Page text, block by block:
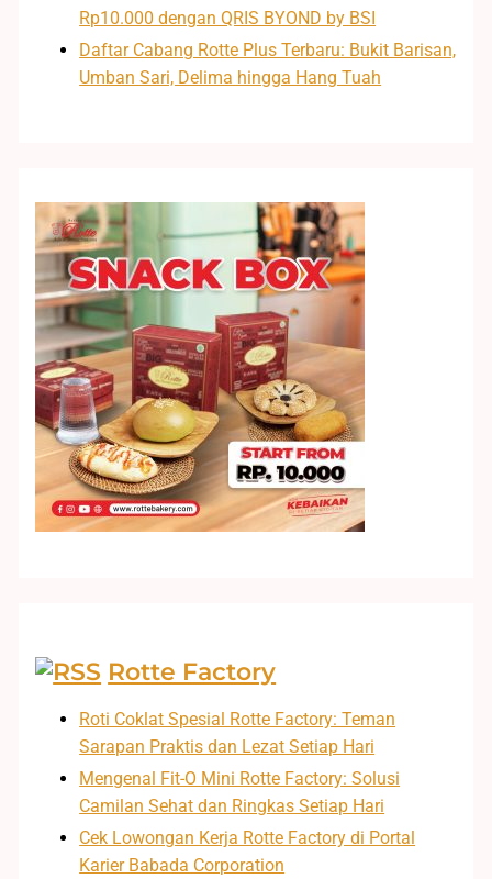
Rp10.000 dengan QRIS BYOND by BSI
Daftar Cabang Rotte Plus Terbaru: Bukit Barisan,
Umban Sari, Delima hingga Hang Tuah
Rotte Factory
Roti Coklat Spesial Rotte Factory: Teman
Sarapan Praktis dan Lezat Setiap Hari
Mengenal Fit-O Mini Rotte Factory: Solusi
Camilan Sehat dan Ringkas Setiap Hari
Cek Lowongan Kerja Rotte Factory di Portal
Karier Babada Corporation